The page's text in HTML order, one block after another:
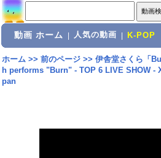
動画 ホーム 人気の動画 K-POP
ホーム>> 前のページ>> 伊舎堂さくら「
h performs "Burn" - TOP 6 LIVE SHOW -
pan